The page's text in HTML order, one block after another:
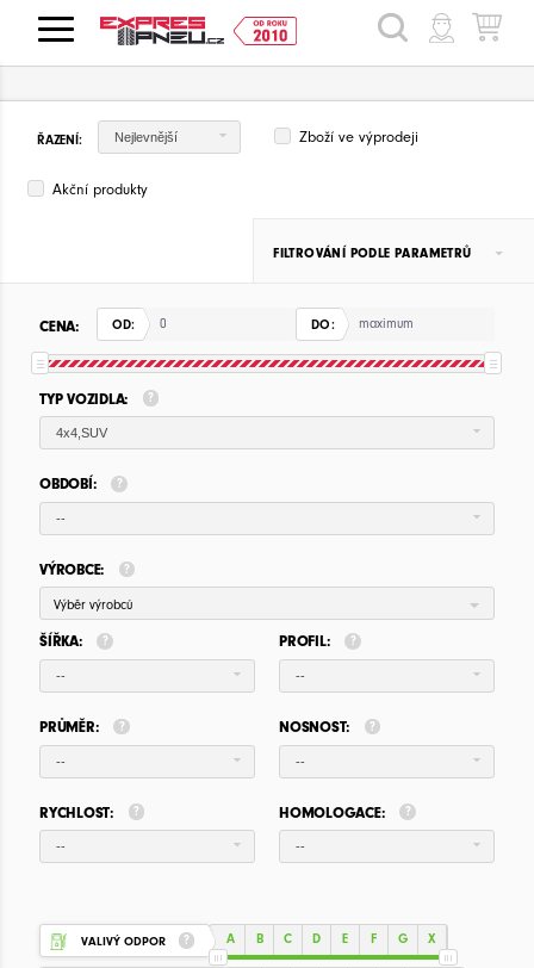
HLEDAT
ŘAZENÍ: Nejlevnější Zboží ve výprodeji
Akční produkty
FILTROVÁNÍ PODLE PARAMETRŮ
CENA: OD: DO:
TYP VOZIDLA:
4x4,SUV
OBDOBÍ:
--
VÝROBCE:
Výběr výrobců
ŠÍŘKA:
--
PROFIL:
--
PRŮMĚR:
--
NOSNOST:
--
RYCHLOST:
--
HOMOLOGACE:
--
VALIVÝ ODPOR A B C D E F G X